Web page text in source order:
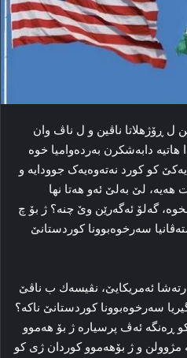
ل ڕۆژهلاتا ناڤین و ل ناڤ وان
دابه‌شکرن به‌رده‌وامیا خوه‌
کو کورد نه‌ته‌وه‌یه‌ک جوودایه‌ و
هه‌یه‌، لێ به‌لێ ئه‌و هه‌تا نها
گه‌لۆ ئەگەرێن وێ چنه‌؟ ژ بۆ چ
سه‌رخوه‌بوونا کوردستانێ
ئەمریكایێ، نڤیسەك ب ناڤێ
سه‌رخوه‌بوونا کوردستانێ ناکه‌؟
ڕه‌نگه‌ ئه‌ڤ پرسیاره‌ ژ بۆ هه‌موو
مژوولن و ژ بۆهه‌موو کوردان ژی کو